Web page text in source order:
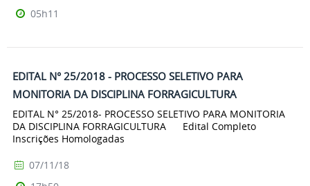
05h11
EDITAL N° 25/2018 - PROCESSO SELETIVO PARA
MONITORIA DA DISCIPLINA FORRAGICULTURA
EDITAL N° 25/2018- PROCESSO SELETIVO PARA MONITORIA
DA DISCIPLINA FORRAGICULTURA Edital Completo
Inscrições Homologadas
07/11/18